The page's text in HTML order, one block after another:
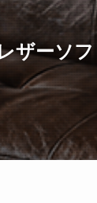
ザーソ